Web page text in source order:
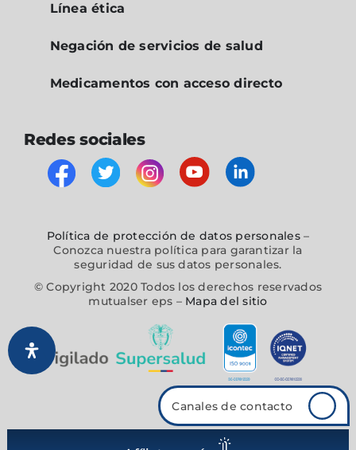
Canales de contacto
Línea ética
Negación de servicios de salud
Medicamentos con acceso directo
Redes sociales
Política de protección de datos personales–
Conozca nuestra política para garantizar la
seguridad de sus datos personales.
© Copyright 2020 Todos los derechos reservados
mutualser eps – Mapa del sitio